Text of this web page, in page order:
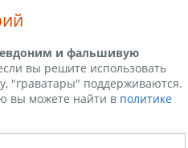
и фальшивую
вы решите использовать
"граватары" поддерживаются.
вы можете найти в политике